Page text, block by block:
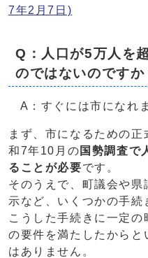
7年2月7日)
Q：人口が5万人を
のではないのですか
A：すぐには市になれ
まず、市になるための
和7年10月の 国勢調査で
ることが必要です。
そのうえで、町議会や
示など、いくつかの手続
こうした手続きに一定
の要件を満たしたから
はありません。